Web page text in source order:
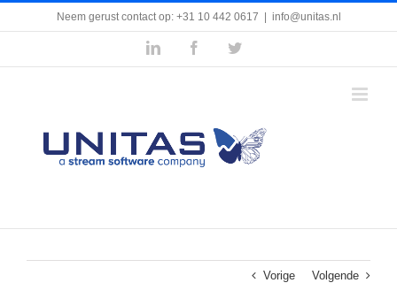
Neem gerust contact op: +31 10 442 0617 info@unitas.nl
LinkedIn FacebookTwitter
Vorige Volgende